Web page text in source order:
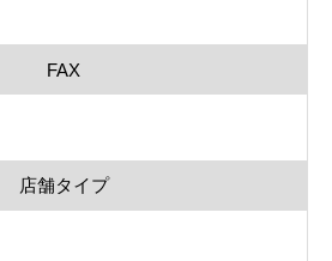
FAX
店舗タイプ